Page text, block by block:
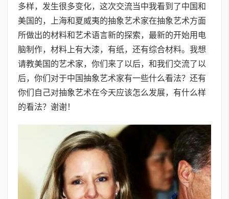
多样，发生很多变化，这次交流当中我看到了中国和
美国的，上海和夏威夷的抽象艺术家在抽象艺术方面
所做出的材料和艺术语言新的探索，最新的开始用电
脑制作，材料上有大漆，有纸，还有综合材料。我想
请教美国的艺术家，你们来了以后，和我们交流了以
后，你们对于中国抽象艺术家有一些什么看法？还有
你们自己对抽象艺术在今天应该怎么发展，有什么样
的看法？谢谢！